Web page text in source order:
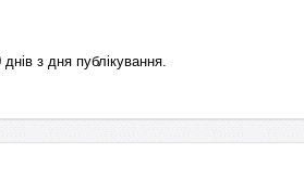
днів з дня публікування.